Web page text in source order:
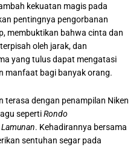
kekuatan magis pada
pentingnya pengorbanan
membuktikan bahwa cinta dan
oleh jarak, dan
yang tulus dapat mengatasi
manfaat bagi banyak orang.
terasa dengan penampilan Niken
sepertiRondo
Lamunan. Kehadirannya bersama
sentuhan segar pada